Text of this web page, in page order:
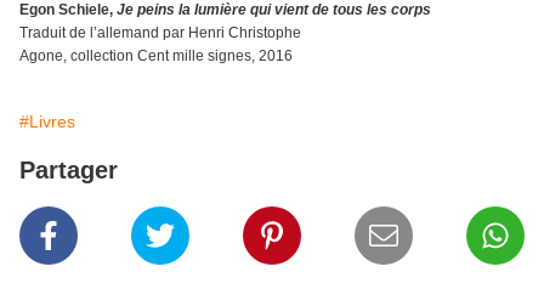
Egon Schiele, Je peins la lumière qui vient de tous les corps
Traduit de l’allemand par Henri Christophe
Agone, collection Cent mille signes, 2016
#Livres
Partager